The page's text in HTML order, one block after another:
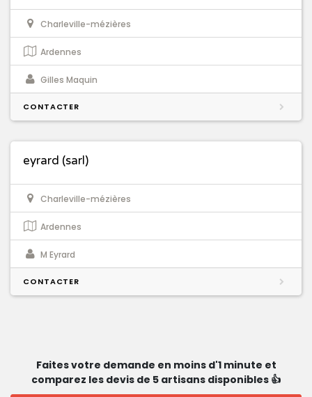
Charleville-mézières
Ardennes
Gilles Maquin
CONTACTER
eyrard (sarl)
Charleville-mézières
Ardennes
M Eyrard
CONTACTER
Faites votre demande en moins d'1 minute et
comparez les devis de 5 artisans disponibles 👍